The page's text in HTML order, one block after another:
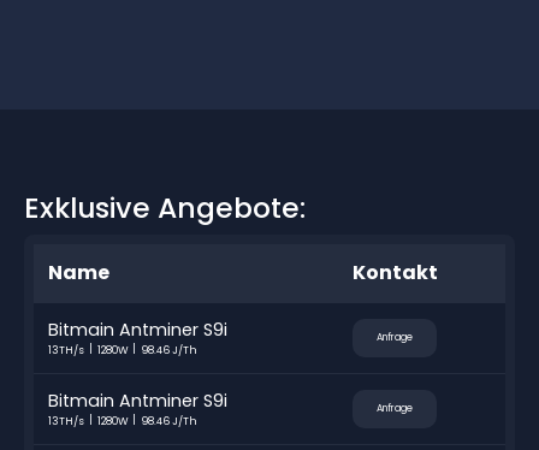
Exklusive Angebote:
Name Kontakt
Bitmain Antminer S9i
13TH/s 1280W 98.46 J/Th
Anfrage
Bitmain Antminer S9i
13TH/s 1280W 98.46 J/Th
Anfrage